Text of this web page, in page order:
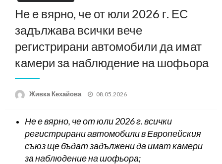
Не е вярно, че от юли 2026 г. ЕС
задължава всички вече
регистрирани автомобили да имат
камери за наблюдение на шофьора
Живка Кехайова
Posted
08.05.2026
Не е вярно, че от юли 2026 г. всички
регистрирани автомобили в Европейския
съюз ще бъдат задължени да имат камери
за наблюдение нашофьора;